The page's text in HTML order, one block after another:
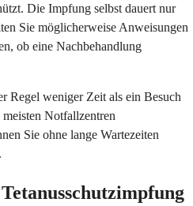
Die Impfung selbst dauert nur
Sie möglicherweise Anweisungen
ob eine Nachbehandlung
Regel weniger Zeit als ein Besuch
Notfallzentren
Sie ohne lange Wartezeiten